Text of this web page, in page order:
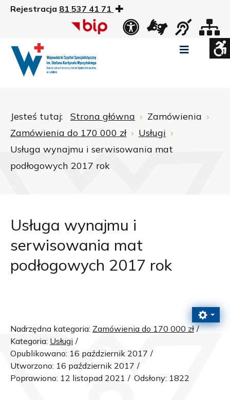
Rejestracja 81 537 41 71
Widok
Jesteś tutaj: Strona główna
Zamówienia
Zamówienia do 170 000 zł
Usługi
Usługa wynajmu i serwisowania mat
podłogowych 2017 rok
Usługa wynajmu i
serwisowania mat
podłogowych 2017 rok
Nadrzędna kategoria: Zamówienia do 170 000 zł
Kategoria: Usługi
Opublikowano: 16 październik 2017
Utworzono: 16 październik 2017
Poprawiono: 12 listopad 2021
Odsłony: 1822